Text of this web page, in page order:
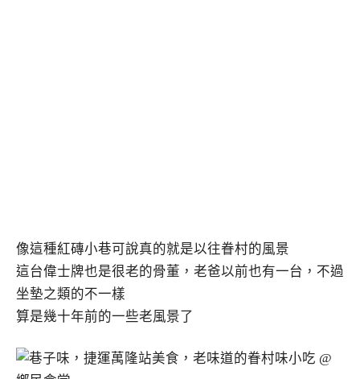
像這種紅磚小巷可說真的就是以往眷村的風景
這台偉士牌也是很老的骨董，老爸以前也有一台，不過
坐墊之類的不一樣
算是幾十年前的一些老風景了